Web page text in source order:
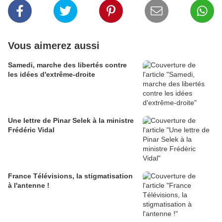
Vous aimerez aussi
Samedi, marche des libertés contre
les idées d'extrême-droite
Une lettre de Pinar Selek à la ministre
Frédéric Vidal
France Télévisions, la stigmatisation
à l'antenne !